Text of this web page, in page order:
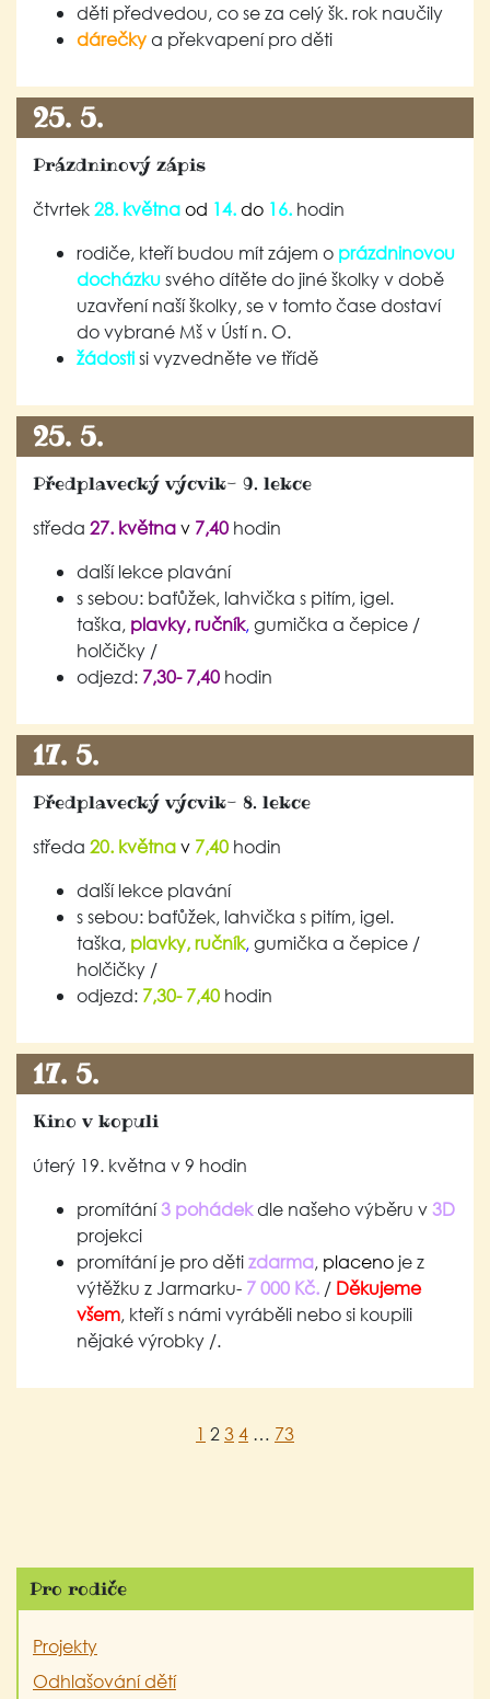
děti předvedou, co se za celý šk. rok naučily
dárečkya překvapení pro děti
25. 5.
Prázdninový zápis
čtvrtek28. květnaod 14.do 16. hodin
rodiče, kteří budou mít zájem o prázdninovou
docházkusvého dítěte do jiné školky v době
uzavření naší školky, se v tomto čase dostaví
do vybrané Mš v Ústí n. O.
žádostisi vyzvedněte ve třídě
25. 5.
Předplavecký výcvik- 9. lekce
středa 27. květnav 7,40 hodin
další lekce plavání
s sebou: baťůžek, lahvička s pitím, igel.
taška, plavky, ručník,gumička a čepice /
holčičky /
odjezd: 7,30- 7,40 hodin
17. 5.
Předplavecký výcvik- 8. lekce
středa 20. květnav 7,40 hodin
další lekce plavání
s sebou: baťůžek, lahvička s pitím, igel.
taška, plavky, ručník,gumička a čepice /
holčičky /
odjezd: 7,30- 7,40 hodin
17. 5.
Kino v kopuli
úterý 19. května v 9 hodin
promítání3 pohádekdle našeho výběru v3D
projekci
promítání je pro dětizdarma, placenoje z
výtěžku z Jarmarku- 7 000 Kč. / Děkujeme
všem, kteří s námi vyráběli nebo si koupili
nějaké výrobky /.
1 234 … 73
Pro rodiče
Projekty
Odhlašování dětí